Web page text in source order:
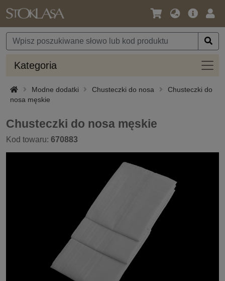
Język
Waluta
Oferta
Kategoria
Modne dodatki Chusteczki do nosa
Chusteczki do
nosa męskie
Chusteczki do nosa męskie
Kod towaru: 670883